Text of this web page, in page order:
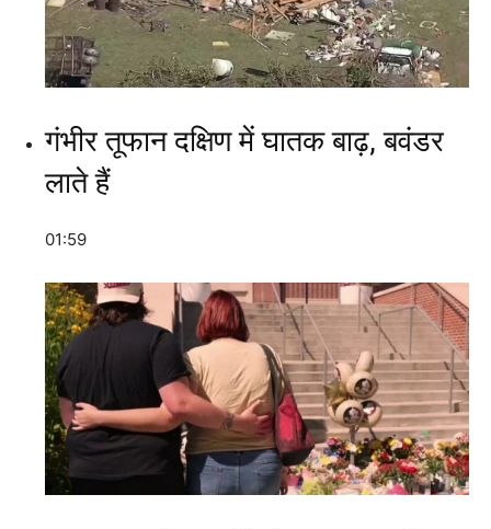
गंभीर तूफान दक्षिण में घातक बाढ़, बवंडर
लाते हैं
01:59